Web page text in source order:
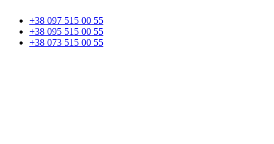
+38 097 515 00 55
+38 095 515 00 55
+38 073 515 00 55